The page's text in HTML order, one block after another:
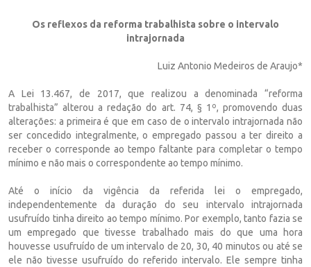
Os reflexos da reforma trabalhista sobre o intervalo
intrajornada
Luiz Antonio Medeiros de Araujo*
A Lei 13.467, de 2017, que realizou a denominada “reforma
trabalhista” alterou a redação do art. 74, § 1º, promovendo duas
alterações: a primeira é que em caso de o intervalo intrajornada não
ser concedido integralmente, o empregado passou a ter direito a
receber o corresponde ao tempo faltante para completar o tempo
mínimo e não mais o correspondente ao tempo mínimo.
Até o início da vigência da referida lei o empregado,
independentemente da duração do seu intervalo intrajornada
usufruído tinha direito ao tempo mínimo. Por exemplo, tanto fazia se
um empregado que tivesse trabalhado mais do que uma hora
houvesse usufruído de um intervalo de 20, 30, 40 minutos ou até se
ele não tivesse usufruído do referido intervalo. Ele sempre tinha